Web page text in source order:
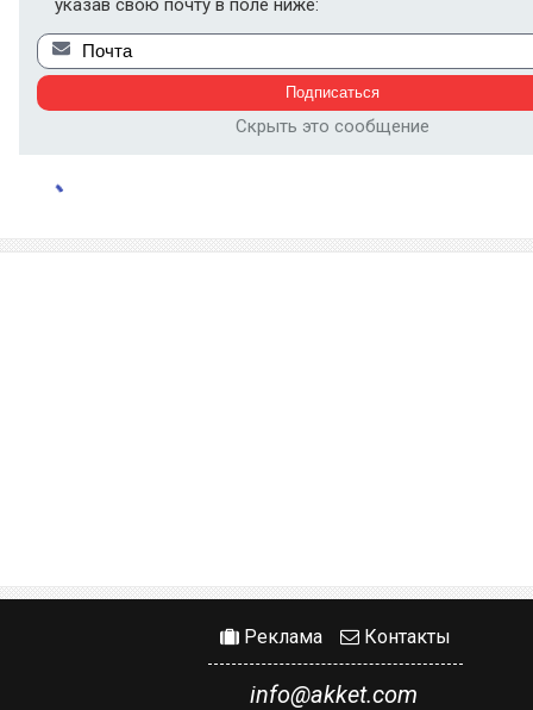
указав свою почту в поле ниже:
Скрыть это сообщение
Реклама Контакты
info@akket.com